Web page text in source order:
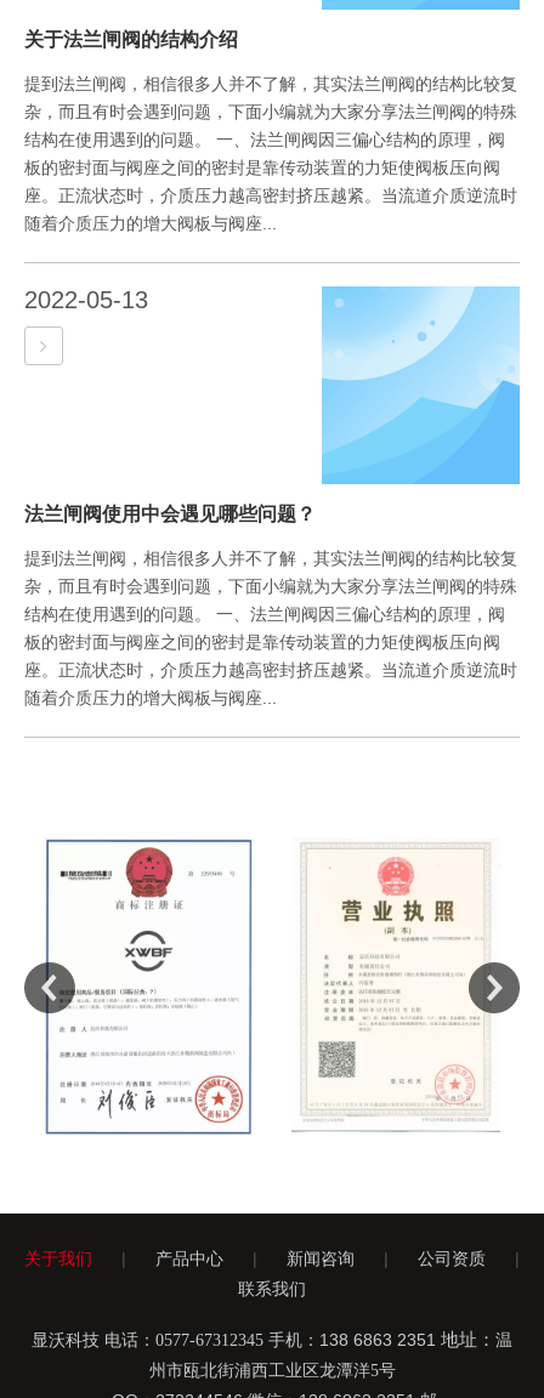
关于法兰闸阀的结构介绍
提到法兰闸阀，相信很多人并不了解，其实法兰闸阀的结构比较复
杂，而且有时会遇到问题，下面小编就为大家分享法兰闸阀的特殊
结构在使用遇到的问题。 一、法兰闸阀因三偏心结构的原理，阀
板的密封面与阀座之间的密封是靠传动装置的力矩使阀板压向阀
座。正流状态时，介质压力越高密封挤压越紧。当流道介质逆流时
随着介质压力的增大阀板与阀座...
2022-05-13
法兰闸阀使用中会遇见哪些问题？
提到法兰闸阀，相信很多人并不了解，其实法兰闸阀的结构比较复
杂，而且有时会遇到问题，下面小编就为大家分享法兰闸阀的特殊
结构在使用遇到的问题。 一、法兰闸阀因三偏心结构的原理，阀
板的密封面与阀座之间的密封是靠传动装置的力矩使阀板压向阀
座。正流状态时，介质压力越高密封挤压越紧。当流道介质逆流时
随着介质压力的增大阀板与阀座...
关于我们 | 产品中心 | 新闻咨询 | 公司资质
|
联系我们
显沃科技 电话：0577-67312345 手机：138 6863 2351 地址： 温
州市瓯北街浦西工业区龙潭洋5号